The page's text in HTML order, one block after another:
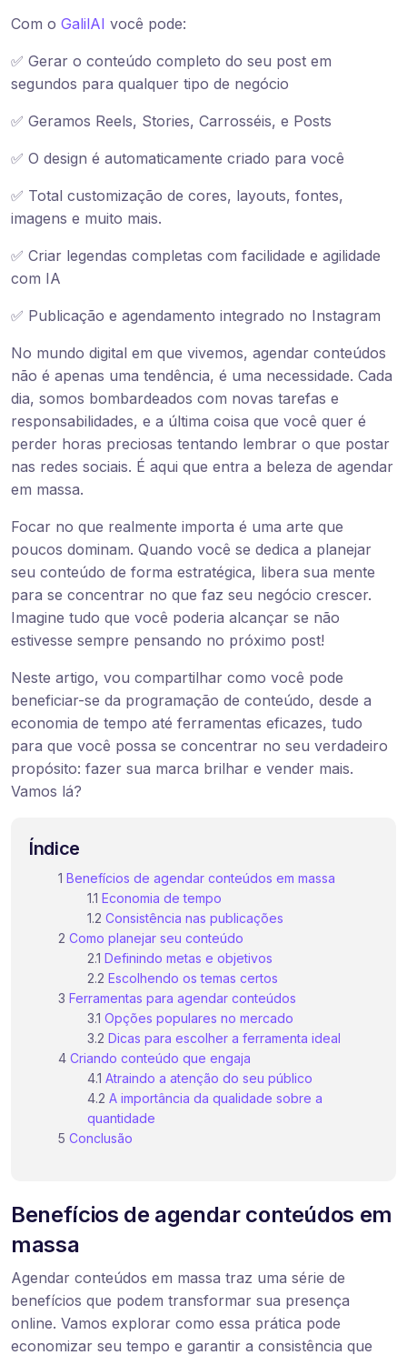
Com o GalilAI você pode:
✅ Gerar o conteúdo completo do seu post em
segundos para qualquer tipo de negócio
✅ Geramos Reels, Stories, Carrosséis, e Posts
✅ O design é automaticamente criado para você
✅ Total customização de cores, layouts, fontes,
imagens e muito mais.
✅ Criar legendas completas com facilidade e agilidade
com IA
✅ Publicação e agendamento integrado no Instagram
No mundo digital em que vivemos, agendar conteúdos
não é apenas uma tendência, é uma necessidade. Cada
dia, somos bombardeados com novas tarefas e
responsabilidades, e a última coisa que você quer é
perder horas preciosas tentando lembrar o que postar
nas redes sociais. É aqui que entra a beleza de agendar
em massa.
Focar no que realmente importa é uma arte que
poucos dominam. Quando você se dedica a planejar
seu conteúdo de forma estratégica, libera sua mente
para se concentrar no que faz seu negócio crescer.
Imagine tudo que você poderia alcançar se não
estivesse sempre pensando no próximo post!
Neste artigo, vou compartilhar como você pode
beneficiar-se da programação de conteúdo, desde a
economia de tempo até ferramentas eficazes, tudo
para que você possa se concentrar no seu verdadeiro
propósito: fazer sua marca brilhar e vender mais.
Vamos lá?
Índice
Benefícios de agendar conteúdos em massa
Economia de tempo
Consistência nas publicações
Como planejar seu conteúdo
Definindo metas e objetivos
Escolhendo os temas certos
Ferramentas para agendar conteúdos
Opções populares no mercado
Dicas para escolher a ferramenta ideal
Criando conteúdo que engaja
Atraindo a atenção do seu público
A importância da qualidade sobre a
quantidade
Conclusão
Benefícios de agendar conteúdos em
massa
Agendar conteúdos em massa traz uma série de
benefícios que podem transformar sua presença
online. Vamos explorar como essa prática pode
economizar seu tempo e garantir a consistência que